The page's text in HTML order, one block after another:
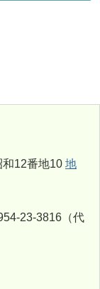
12番地10 地
23-3816（代